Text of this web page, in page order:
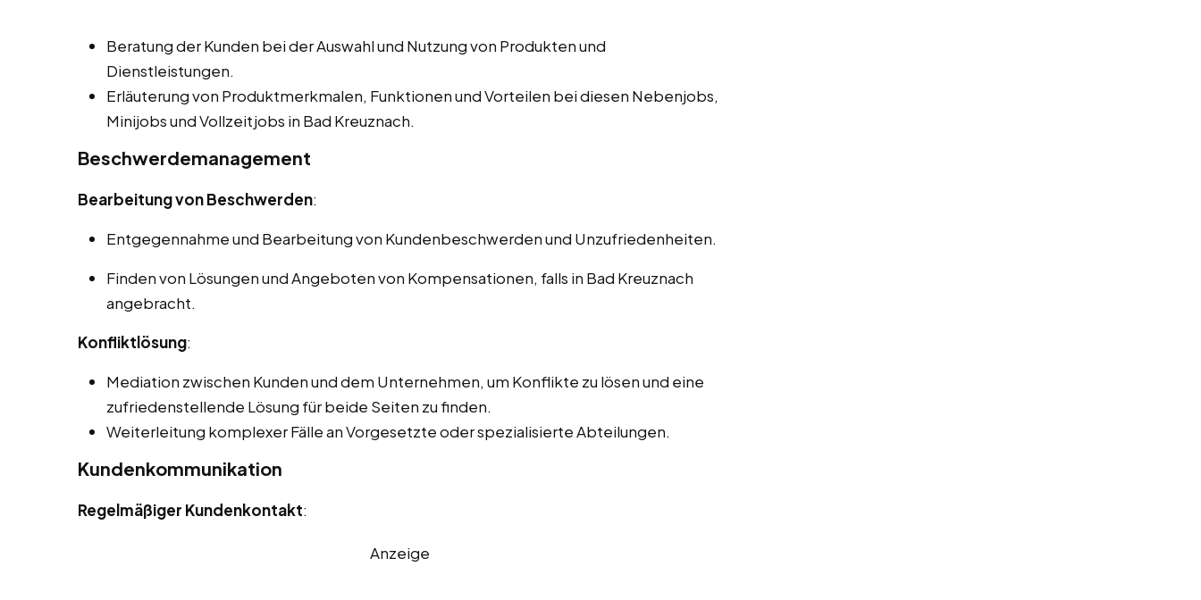
Beratung der Kunden bei der Auswahl und Nutzung von Produkten und
Dienstleistungen.
Erläuterung von Produktmerkmalen, Funktionen und Vorteilen bei diesen Nebenjobs,
Minijobs und Vollzeitjobs in Bad Kreuznach.
Beschwerdemanagement
Bearbeitung von Beschwerden:
Entgegennahme und Bearbeitung von Kundenbeschwerden und Unzufriedenheiten.
Finden von Lösungen und Angeboten von Kompensationen, falls in Bad Kreuznach
angebracht.
Konfliktlösung:
Mediation zwischen Kunden und dem Unternehmen, um Konflikte zu lösen und eine
zufriedenstellende Lösung für beide Seiten zu finden.
Weiterleitung komplexer Fälle an Vorgesetzte oder spezialisierte Abteilungen.
Kundenkommunikation
Regelmäßiger Kundenkontakt:
Anzeige